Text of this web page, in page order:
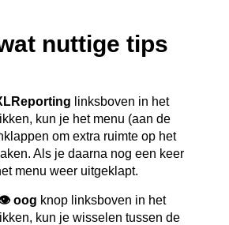
nuttige tips
linksboven in het
kun je het menu (aan de
om extra ruimte op het
Als je daarna nog een keer
menu weer uitgeklapt.
oog knop linksboven in het
kun je wisselen tussen de